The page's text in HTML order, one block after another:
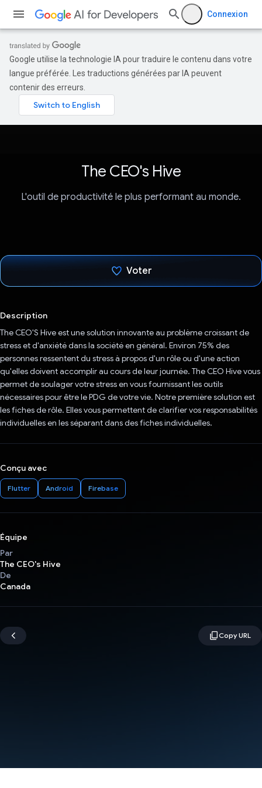
Connexion
Google utilise la technologie IA pour traduire le contenu dans votre
langue préférée. Les traductions générées par IA peuvent
contenir des erreurs.
The CEO's Hive
L'outil de productivité le plus performant au monde.
Voter
Description
The CEO'S Hive est une solution innovante au problème croissant de
stress et d'anxiété dans la société en général. Environ 75% des
personnes ressentent du stress à propos d'un rôle ou d'une action
qu'elles doivent accomplir au cours de leur journée. The CEO Hive vous
permet de soulager votre stress en vous fournissant les outils
nécessaires pour être le PDG de votre vie. Notre première solution est
les fiches de rôle. Elles vous permettent de clarifier vos responsabilités
individuelles en les séparant dans des fiches individuelles.
Conçu avec
Flutter Android Firebase
Équipe
Par
The CEO's Hive
De
Canada